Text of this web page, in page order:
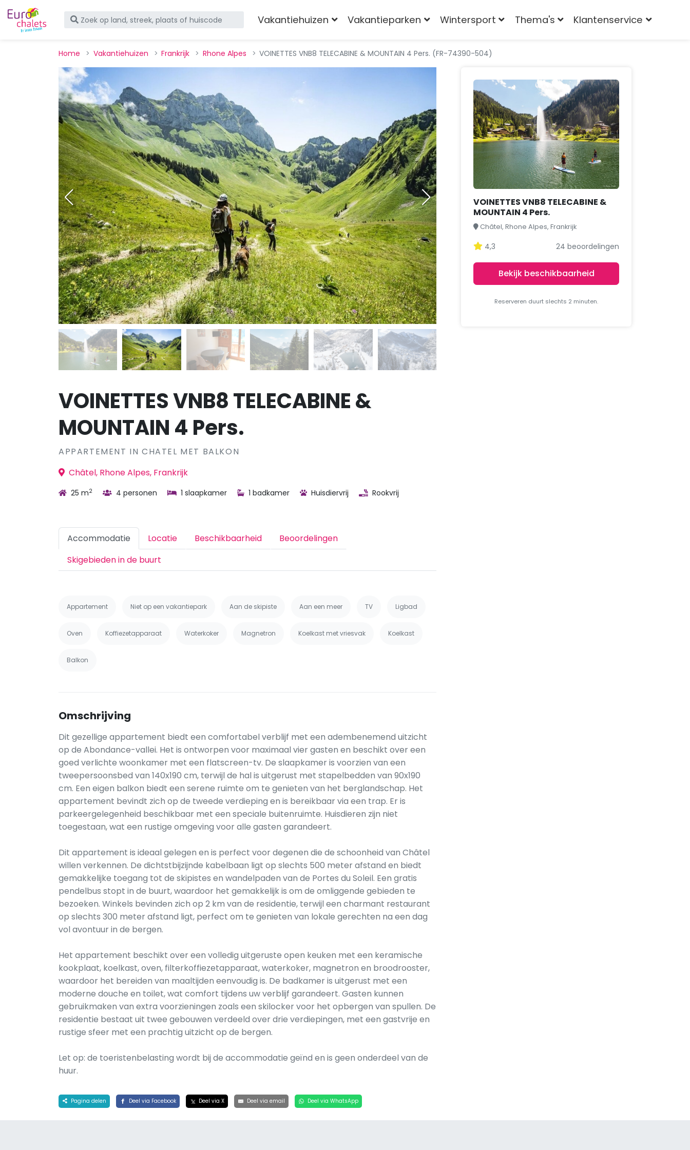
Vakantiehuizen Vakantieparken Wintersport Thema's Klantenservice
Home Vakantiehuizen Frankrijk Rhone Alpes VOINETTES VNB8 TELECABINE & MOUNTAIN 4 Pers. (FR-74390-504)
VOINETTES VNB8 TELECABINE &
MOUNTAIN 4 Pers.
APPARTEMENT IN CHATEL MET BALKON
Châtel, Rhone Alpes, Frankrijk
25 m2 4 personen 1 slaapkamer 1 badkamer Huisdiervrij Rookvrij
Accommodatie Locatie Beschikbaarheid
Beoordelingen
Skigebieden in de buurt
Appartement Niet op een vakantiepark Aan de skipiste Aan een meer TV Ligbad
Oven Koffiezetapparaat Waterkoker Magnetron Koelkast met vriesvak Koelkast
Balkon
Omschrijving
Dit gezellige appartement biedt een comfortabel verblijf met een adembenemend uitzicht
op de Abondance-vallei. Het is ontworpen voor maximaal vier gasten en beschikt over een
goed verlichte woonkamer met een flatscreen-tv. De slaapkamer is voorzien van een
tweepersoonsbed van 140x190 cm, terwijl de hal is uitgerust met stapelbedden van 90x190
cm. Een eigen balkon biedt een serene ruimte om te genieten van het berglandschap. Het
appartement bevindt zich op de tweede verdieping en is bereikbaar via een trap. Er is
parkeergelegenheid beschikbaar met een speciale buitenruimte. Huisdieren zijn niet
toegestaan, wat een rustige omgeving voor alle gasten garandeert.
Dit appartement is ideaal gelegen en is perfect voor degenen die de schoonheid van Châtel
willen verkennen. De dichtstbijzijnde kabelbaan ligt op slechts 500 meter afstand en biedt
gemakkelijke toegang tot de skipistes en wandelpaden van de Portes du Soleil. Een gratis
pendelbus stopt in de buurt, waardoor het gemakkelijk is om de omliggende gebieden te
bezoeken. Winkels bevinden zich op 2 km van de residentie, terwijl een charmant restaurant
op slechts 300 meter afstand ligt, perfect om te genieten van lokale gerechten na een dag
vol avontuur in de bergen.
Het appartement beschikt over een volledig uitgeruste open keuken met een keramische
kookplaat, koelkast, oven, filterkoffiezetapparaat, waterkoker, magnetron en broodrooster,
waardoor het bereiden van maaltijden eenvoudig is. De badkamer is uitgerust met een
moderne douche en toilet, wat comfort tijdens uw verblijf garandeert. Gasten kunnen
gebruikmaken van extra voorzieningen zoals een skilocker voor het opbergen van spullen. De
residentie bestaat uit twee gebouwen verdeeld over drie verdiepingen, met een gastvrije en
rustige sfeer met een prachtig uitzicht op de bergen.
Let op: de toeristenbelasting wordt bij de accommodatie geïnd en is geen onderdeel van de
huur.
Pagina delen Deel via Facebook Deel via X Deel via email Deel via WhatsApp
VOINETTES VNB8 TELECABINE &
MOUNTAIN 4 Pers.
Châtel, Rhone Alpes, Frankrijk
4,3 24 beoordelingen
Bekijk beschikbaarheid
Reserveren duurt slechts 2 minuten.